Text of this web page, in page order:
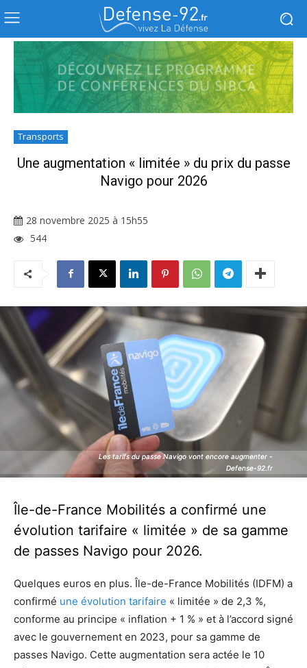
Transports
Une augmentation « limitée » du prix du passe
Navigo pour 2026
28 novembre 2025 à 15h55
544
Les tarifs du passe Navigo vont encore augmenter -
Defense-92.fr
Les tarifs du passe Navigo vont encore augmenter -
Defense-92.fr
Île-de-France Mobilités a confirmé une
évolution tarifaire « limitée » de sa gamme
de passes Navigo pour 2026.
Quelques euros en plus. Île-de-France Mobilités (IDFM) a
confirmé une évolution tarifaire « limitée » de 2,3 %,
conforme au principe « inflation + 1 % » et à l’accord signé
avec le gouvernement en 2023, pour sa gamme de
passes Navigo. Cette augmentation sera actée le 10